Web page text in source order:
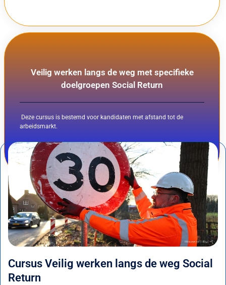
Veilig werken langs de weg met specifieke
doelgroepen Social Return
Deze cursus is bestemd voor kandidaten met afstand tot de
arbeidsmarkt.
Informatie
Cursus Veilig werken langs de weg Social
Return